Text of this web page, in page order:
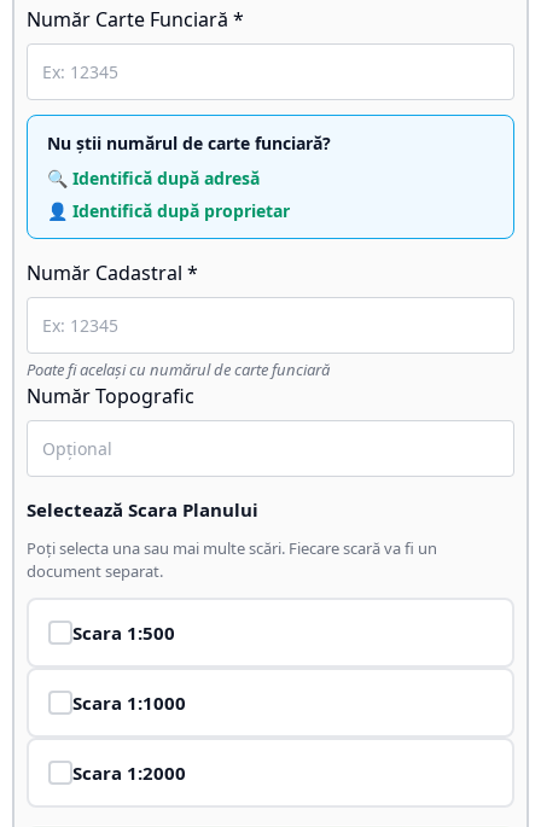
Număr Carte Funciară *
Nu știi numărul de carte funciară?
🔍 Identifică după adresă
👤 Identifică după proprietar
Număr Cadastral *
Poate fi același cu numărul de carte funciară
Număr Topografic
Selectează Scara Planului
Poți selecta una sau mai multe scări. Fiecare scară va fi un
document separat.
Scara 1:500
Scara 1:1000
Scara 1:2000